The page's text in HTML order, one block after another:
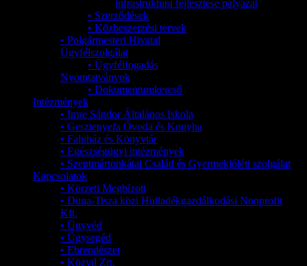
infrastruktúra fejlesztése pályázat
• Szerződések
• Közbeszerzési tervek
• Polgármesteri Hivatal
Ügyfélszolgálat
• Ügyfélfogadás
Nyomtatványok
• Dokumentumkereső
Intézmények
• Imre Sándor Általános Iskola
• Gesztenyefa Óvoda és Konyha
• Faluház és Könyvtár
• Egészségügyi intézmények
• Szentmártonkátai Család és Gyermekjóléti szolgálat
Kapcsolatok
• Körzeti Megbízott
• Duna-Tisza közi Hulladékgazdálkodási Nonprofit
Kft.
• Ügyvéd
• Ügysegéd
• Ebrendészet
• Közvil Zrt.